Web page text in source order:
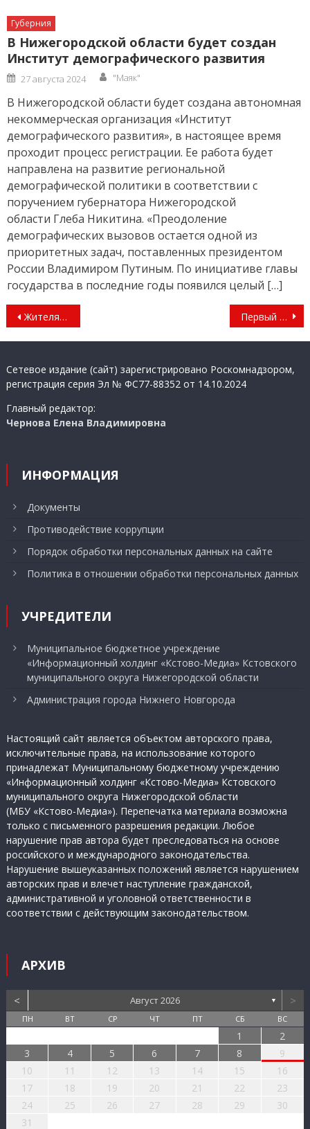
Губерния
В Нижегородской области будет создан
Институт демографического развития
Posted
on
27 августа 2024 Author
"Маяк"
В Нижегородской области будет создана автономная
некоммерческая организация «Институт
демографического развития», в настоящее время
проходит процесс регистрации. Ее работа будет
направлена на развитие региональной
демографической политики в соответствии с
поручением губернатора Нижегородской
области Глеба Никитина. «Преодоление
демографических вызовов остается одной из
приоритетных задач, поставленных президентом
России Владимиром Путиным. По инициативе главы
государства в последние годы появился целый […]
Навигация
по
Жителя Казани поймали на спекуляции сахаром Первый этап операции «Дети России-2022» пройдет в Нижегородской области в апреле
Сетевое издание (сайт) зарегистрировано Роскомнадзором,
регистрация серия Эл № ФС77-88352 от 14.10.2024
Главный редактор:
Чернова Елена Владимировна
ИНФОРМАЦИЯ
Документы
Противодействие коррупции
Порядок обработки персональных данных на сайте
Политика в отношении обработки персональных данных
УЧРЕДИТЕЛИ
Муниципальное бюджетное учреждение
«Информационный холдинг «Кстово-Медиа» Кстовского
муниципального округа Нижегородской области
Администрация города Нижнего Новгорода
Настоящий сайт является объектом авторского права,
исключительные права, на использование которого
принадлежат Муниципальному бюджетному учреждению
«Информационный холдинг «Кстово-Медиа» Кстовского
муниципального округа Нижегородской области
(МБУ «Кстово-Медиа»). Перепечатка материала возможна
только с письменного разрешения редакции. Любое
нарушение прав автора будет преследоваться на основе
российского и международного законодательства.
Нарушение вышеуказанных положений является нарушением
авторских прав и влечет наступление гражданской,
административной и уголовной ответственности в
соответствии с действующим законодательством.
АРХИВ
< Август 2026 ▼ >
ПН ВТ СР ЧТ ПТ СБ ВС
1
2
3
4 5 6 7 8
9
10
11 12 13 14 15
16
17
18 19 20 21 22
23
24
25 26 27 28 29
30
31